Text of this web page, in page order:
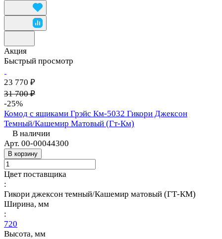
Акция
Быстрый просмотр
23 770 ₽
31 700 ₽
-25%
Комод с ящиками Грэйс Км-5032 Гикори Джексон
Темный/Кашемир Матовый (Гт-Км)
В наличии
Арт. 00-00044300
В корзину
Цвет поставщика
:
Гикори джексон темный/Кашемир матовый (ГТ-КМ)
Ширина, мм
:
720
Высота, мм